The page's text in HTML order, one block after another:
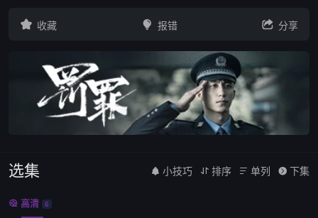
 收藏  报错  分享
选集  小技巧  排序  单列  下集
 高清 6